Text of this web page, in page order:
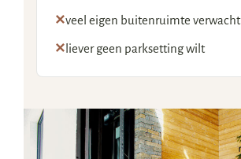
✕veel eigen buitenruimte verwacht
✕ liever geen parksetting wilt